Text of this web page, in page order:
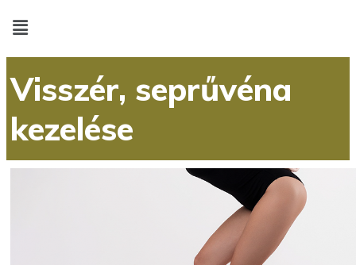
Visszér, seprűvéna
kezelése